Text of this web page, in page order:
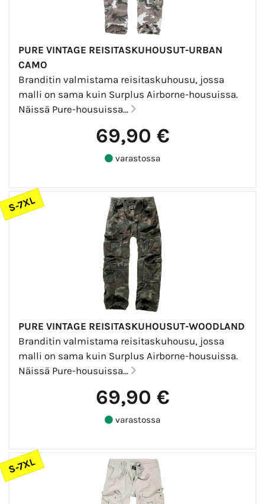
PURE VINTAGE REISITASKUHOUSUT-URBAN
CAMO
Branditin valmistama reisitaskuhousu, jossa
malli on sama kuin Surplus Airborne-housuissa.
Näissä Pure-housuissa...
69,90 €
varastossa
S-7XL
PURE VINTAGE REISITASKUHOUSUT-WOODLAND
Branditin valmistama reisitaskuhousu, jossa
malli on sama kuin Surplus Airborne-housuissa.
Näissä Pure-housuissa...
69,90 €
varastossa
S-7XL